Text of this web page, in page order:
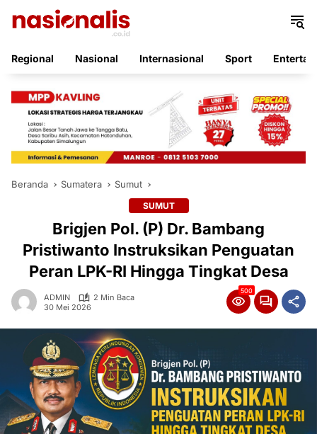
Regional
Nasional Internasional Sport
Beranda Sumatera Sumut
SUMUT
Brigjen Pol. (P) Dr. Bambang
Pristiwanto Instruksikan Penguatan
Peran LPK-RI Hingga Tingkat Desa
ADMIN
2 Min Baca
30 Mei 2026
500